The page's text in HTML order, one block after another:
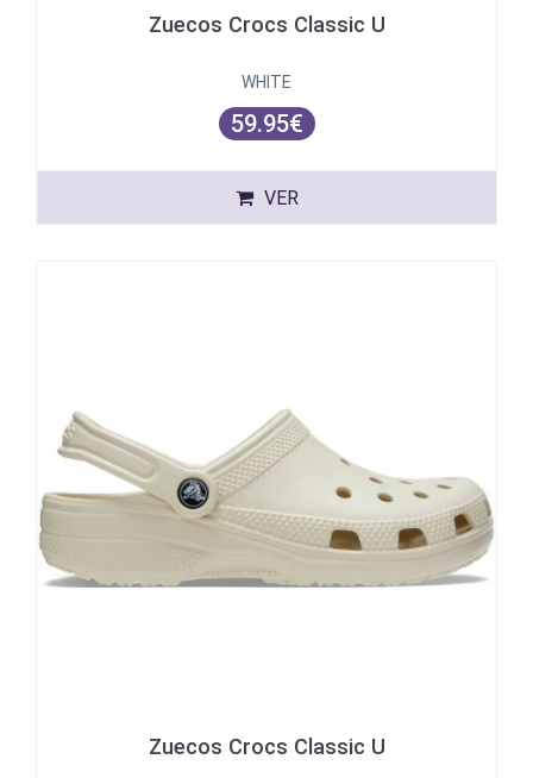
Zuecos Crocs Classic U
WHITE
59.95€
VER
Zuecos Crocs Classic U